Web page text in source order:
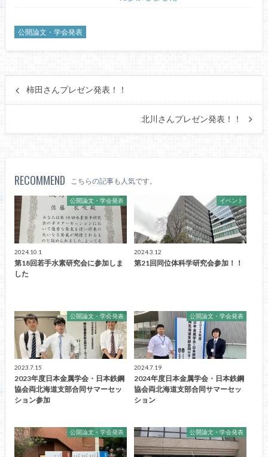
公開論文・学会発表
柿田さんプレゼン発表！！
北川さんプレゼン発表！！
RECOMMEND こちらの記事も人気です。
公開論文・学会発表
2024.10.1
第18回若手水素研究会に参加しま
した
イベント
2024.3.12
第21回同位体科学研究会参加！！
公開論文・学会発表
2023.7.15
2023年度日本金属学会・日本鉄鋼
協会両北海道支部合同サマーセッ
ション参加
公開論文・学会発表
2024.7.19
2024年度日本金属学会・日本鉄鋼
協会両北海道支部合同サマーセッ
ション
公開論文・学会発表 公開論文・学会発表